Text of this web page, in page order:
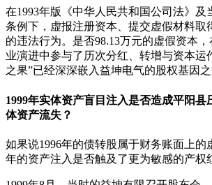
在1993年版《中华人民共和国公司法》及
条例下，虚报注册资本、提交虚假材料取
的违法行为。是否98.13万元的虚假资本
业演进中参与了历次分红、转增与资本运
之果”已经深深嵌入益坤电气的股权基因之
1999年实体资产盲目注入是否造成平阳县
体资产流失？
如果说1996年的债转股属于财务账面上的
年的资产注入是否触及了更为敏感的产权